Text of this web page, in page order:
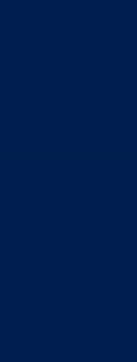
im Kader
U19 des MSV Duisburg